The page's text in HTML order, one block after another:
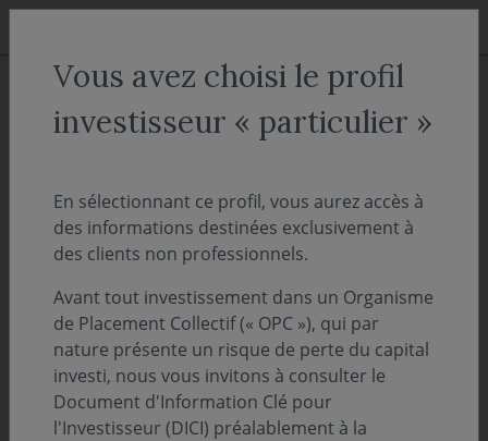
Aller au menu
Aller au contenu
ACCUEIL Décryptages
croissance modeste, mais
encourageante
RÉACTION ÉCONOMIQUE FRANCE 01 février 2018
EN BREF
Vous avez choisi le profil
investisseur « particulier »
En sélectionnant ce profil, vous aurez accès à
des informations destinées exclusivement à
des clients non professionnels.
Avant tout investissement dans un Organisme
de Placement Collectif (« OPC »), qui par
nature présente un risque de perte du capital
investi, nous vous invitons à consulter le
Document d'Information Clé pour
l'Investisseur (DICI) préalablement à la